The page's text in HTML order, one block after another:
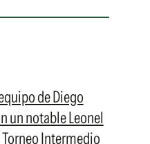
de Diego
un notable Leonel
Intermedio